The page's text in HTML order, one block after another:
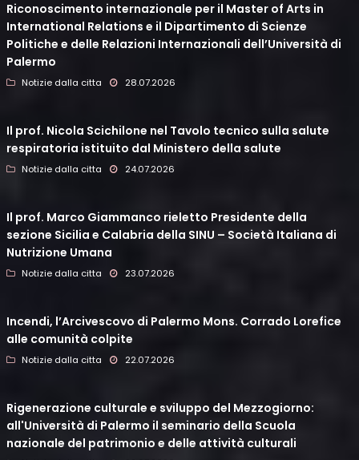
Riconoscimento internazionale per il Master of Arts in
International Relations e il Dipartimento di Scienze
Politiche e delle Relazioni Internazionali dell’Università di
Palermo
Notizie dalla citta 28.07.2026
Il prof. Nicola Scichilone nel Tavolo tecnico sulla salute
respiratoria istituito dal Ministero della salute
Notizie dalla citta 24.07.2026
Il prof. Marco Giammanco rieletto Presidente della
sezione Sicilia e Calabria della SINU – Società Italiana di
Nutrizione Umana
Notizie dalla citta 23.07.2026
Incendi, l’Arcivescovo di Palermo Mons. Corrado Lorefice
alle comunità colpite
Notizie dalla citta 22.07.2026
Rigenerazione culturale e sviluppo del Mezzogiorno:
all'Università di Palermo il seminario della Scuola
nazionale del patrimonio e delle attività culturali